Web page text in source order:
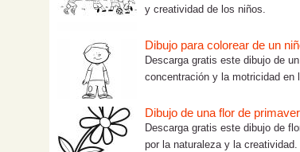
y creatividad de los niños.
Dibujo para colorear de un
Descarga gratis este dibujo de
concentración y la motricidad en
Dibujo de una flor de
Descarga gratis este dibujo de
por la naturaleza y la creatividad.